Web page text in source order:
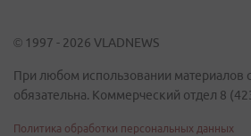
© 1997 - 2026 VLADNEWS
При любом использовании материалов
обязательна. Коммерческий отдел 8
Политика обработки персональных данных